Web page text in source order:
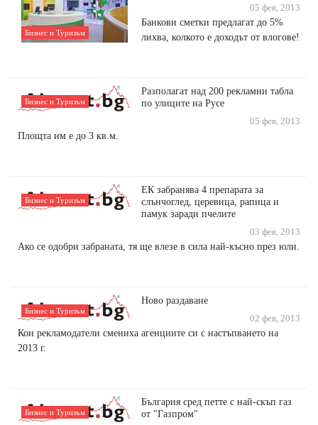
Бизнес и Туризъм
05 фев, 2013
Банкови сметки предлагат до 5%
лихва, колкото е доходът от влогове!
Бизнес и Туризъм
Разполагат над 200 рекламни табла
по улиците на Русе
05 фев, 2013
Площта им е до 3 кв.м.
Бизнес и Туризъм
ЕК забранява 4 препарата за
слънчоглед, церевица, рапица и
памук заради пчелите
03 фев, 2013
Ако се одобри забраната, тя ще влезе в сила най-късно през юли.
Бизнес и Туризъм
Ново раздаване
02 фев, 2013
Кои рекламодатели смениха агенциите си с настъпването на
2013 г.
Бизнес и Туризъм
България сред петте с най-скъп газ
от "Газпром"